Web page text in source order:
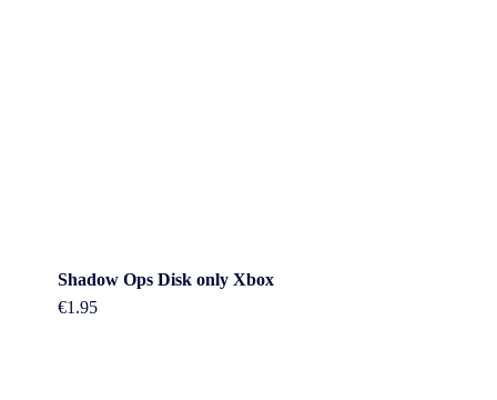
Shadow Ops Disk only Xbox
€1.95